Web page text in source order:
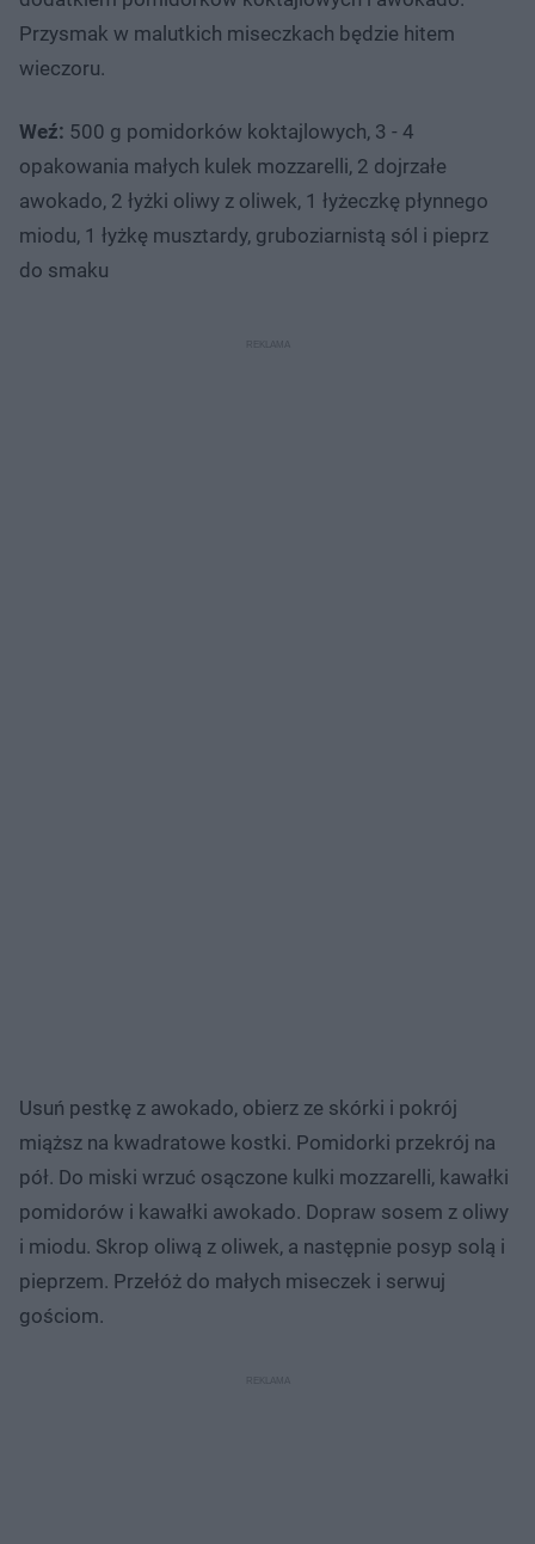
Przysmak w malutkich miseczkach będzie hitem
wieczoru.
Weź: 500 g pomidorków koktajlowych, 3 - 4
opakowania małych kulek mozzarelli, 2 dojrzałe
awokado, 2 łyżki oliwy z oliwek, 1 łyżeczkę płynnego
miodu, 1 łyżkę musztardy, gruboziarnistą sól i pieprz
do smaku
Usuń pestkę z awokado, obierz ze skórki i pokrój
miąższ na kwadratowe kostki. Pomidorki przekrój na
pół. Do miski wrzuć osączone kulki mozzarelli, kawałki
pomidorów i kawałki awokado. Dopraw sosem z oliwy
i miodu. Skrop oliwą z oliwek, a następnie posyp solą i
pieprzem. Przełóż do małych miseczek i serwuj
gościom.